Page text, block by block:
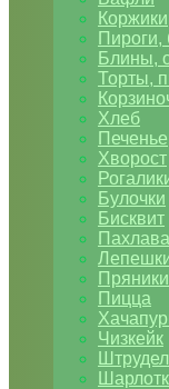
Коржики
Пироги,
Блины,
Торты,
Хлеб
Печенье
Хворост
Булочки
Бисквит
Пахлава
Пряники
Пицца
Чизкейк